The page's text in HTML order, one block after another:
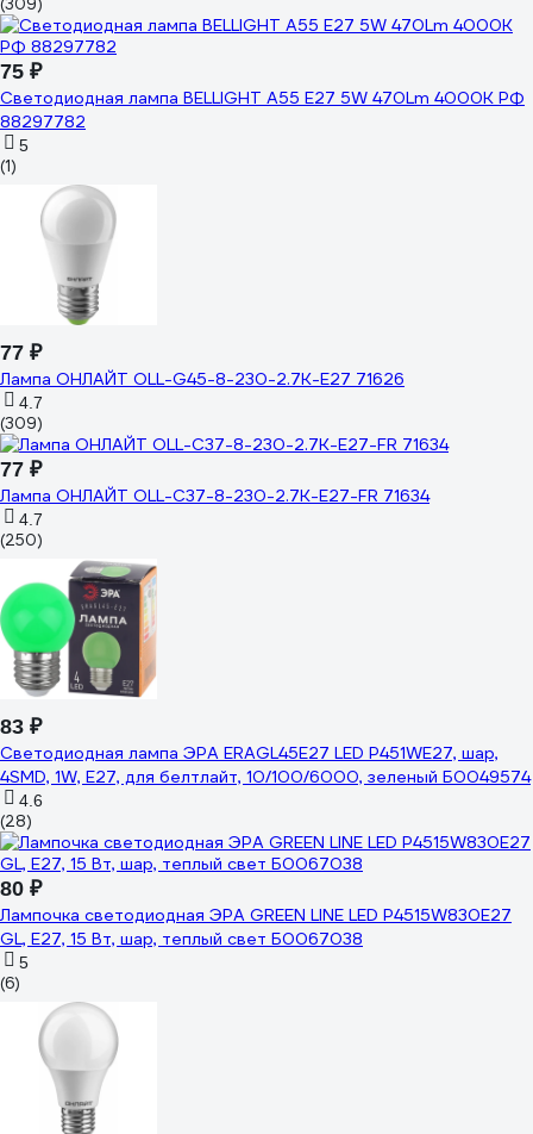
(309)
75 ₽
Светодиодная лампа BELLIGHT A55 Е27 5W 470Lm 4000К РФ
88297782
5
(1)
77 ₽
Лампа ОНЛАЙТ OLL-G45-8-230-2.7K-E27 71626
4.7
(309)
77 ₽
Лампа ОНЛАЙТ OLL-C37-8-230-2.7K-E27-FR 71634
4.7
(250)
83 ₽
Светодиодная лампа ЭРА ERAGL45E27 LED Р451WE27, шар,
4SMD, 1W, E27, для белтлайт, 10/100/6000, зеленый Б0049574
4.6
(28)
80 ₽
Лампочка светодиодная ЭРА GREEN LINE LED P4515W830E27
GL, E27, 15 Вт, шар, теплый свет Б0067038
5
(6)